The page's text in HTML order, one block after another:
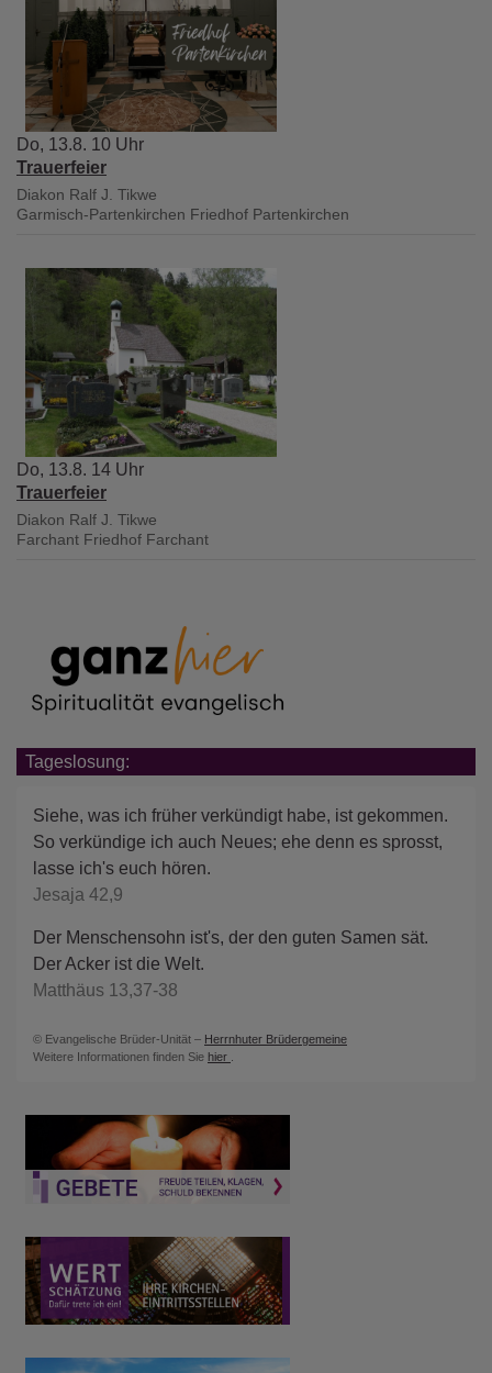
Do, 13.8. 10 Uhr
Trauerfeier
Diakon Ralf J. Tikwe
Garmisch-Partenkirchen Friedhof Partenkirchen
Do, 13.8. 14 Uhr
Trauerfeier
Diakon Ralf J. Tikwe
Farchant Friedhof Farchant
Tageslosung:
Siehe, was ich früher verkündigt habe, ist gekommen.
So verkündige ich auch Neues; ehe denn es sprosst,
lasse ich's euch hören.
Jesaja 42,9
Der Menschensohn ist's, der den guten Samen sät.
Der Acker ist die Welt.
Matthäus 13,37-38
© Evangelische Brüder-Unität – Herrnhuter Brüdergemeine
Weitere Informationen finden Sie hier